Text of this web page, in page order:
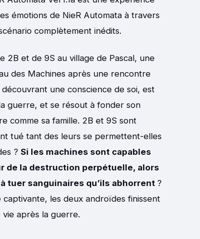
émotions de NieR Automata à travers
complètement inédits.
2B et de 9S au village de Pascal, une
des Machines après une rencontre
une conscience de soi, est
guerre, et se résout à fonder son
comme sa famille. 2B et 9S sont
tué tant des leurs se permettent-elles
? Si les machines sont capables
de la destruction perpétuelle, alors
tuer sanguinaires qu’ils abhorrent ?
captivante, les deux androïdes finissent
vie après la guerre.